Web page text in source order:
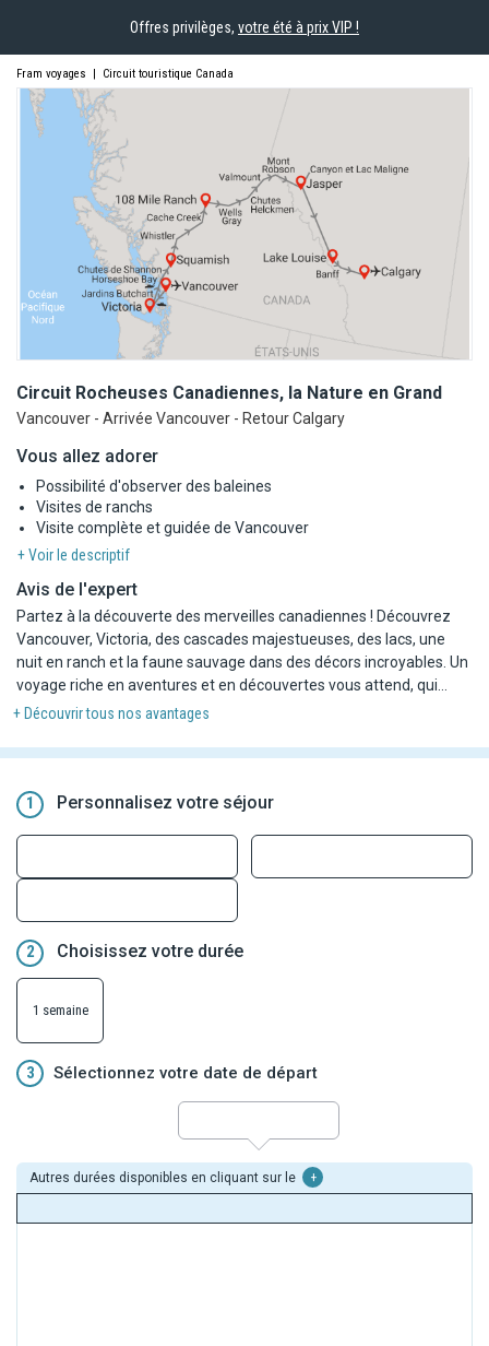
Offres privilèges, votre été à prix VIP !
Fram voyages | Circuit touristique Canada
Circuit Rocheuses Canadiennes, la Nature en Grand
Vancouver - Arrivée Vancouver - Retour Calgary
Vous allez adorer
Possibilité d'observer des baleines
Visites de ranchs
Visite complète et guidée de Vancouver
+ Voir le descriptif
Avis de l'expert
Partez à la découverte des merveilles canadiennes ! Découvrez
Vancouver, Victoria, des cascades majestueuses, des lacs, une
nuit en ranch et la faune sauvage dans des décors incroyables. Un
voyage riche en aventures et en découvertes vous attend, qui
vous transportera au cœur de la nature et de la culture nord-
+ Découvrir tous nos avantages
1 Personnalisez votre séjour
2 Choisissez votre durée
1 semaine
3 Sélectionnez votre date de départ
Autres durées disponibles en cliquant sur le +